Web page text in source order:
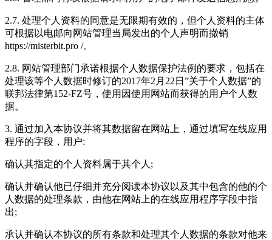
2.7. 处理个人资料的同意是无限期有效的，但个人资料的主体
可根据以电邮向网站管理当局发出的个人声明而撤销
https://misterbit.pro /。
2.8. 网站管理部门承诺根据个人数据保护法例的要求，包括在
处理该等个人数据时修订的2017年2月22日”关于个人数据”的
联邦法律第152-FZ号，使用因使用网站而获得的用户个人数
据。
3. 通过加入本协议并将其数据留在网站上，通过填写在线应用
程序的字段，用户:
确认其指定的个人资料属于其个人;
确认并确认他已仔细并充分阅读本协议以及其中包含的他的个
人数据的处理条款，由他在网站上的在线应用程序字段中指
出;
承认并确认本协议的所有条款和处理其个人数据的条款对他来